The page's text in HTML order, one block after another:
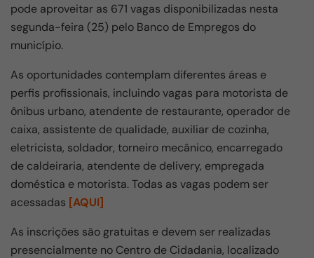
pode aproveitar as 671 vagas disponibilizadas nesta
segunda-feira (25) pelo Banco de Empregos do
município.
As oportunidades contemplam diferentes áreas e
perfis profissionais, incluindo vagas para motorista de
ônibus urbano, atendente de restaurante, operador de
caixa, assistente de qualidade, auxiliar de cozinha,
eletricista, soldador, torneiro mecânico, encarregado
de caldeiraria, atendente de delivery, empregada
doméstica e motorista. Todas as vagas podem ser
acessadas [AQUI]
As inscrições são gratuitas e devem ser realizadas
presencialmente no Centro de Cidadania, localizado